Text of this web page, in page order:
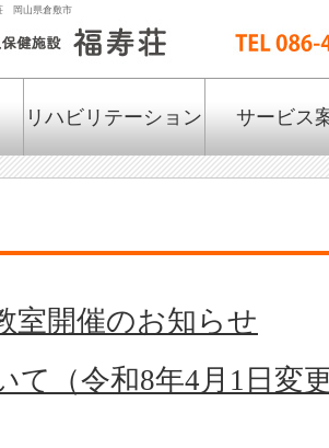
岡山県倉敷市
リハビリテーション サービス
室開催のお知らせ
て（令和8年4月1日変